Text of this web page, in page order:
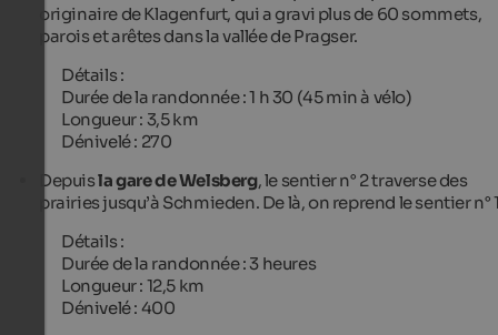
originaire de Klagenfurt, qui a gravi plus de 60 sommets,
parois et arêtes dans la vallée de Pragser.
Détails :
Durée de la randonnée : 1 h 30 (45 min à vélo)
Longueur : 3,5 km
Dénivelé : 270
Depuisla gare de Welsberg, le sentier n° 2 traverse des
prairies jusqu’à Schmieden. De là, on reprend le sentier n°
Détails :
Durée de la randonnée : 3 heures
Longueur : 12,5 km
Dénivelé : 400